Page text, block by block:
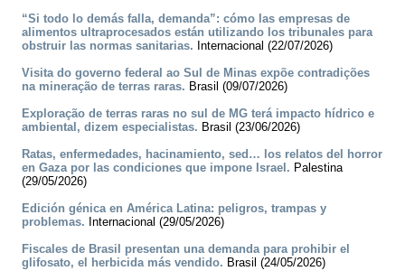
“Si todo lo demás falla, demanda”: cómo las empresas de
alimentos ultraprocesados están utilizando los tribunales para
obstruir las normas sanitarias. Internacional (22/07/2026)
Visita do governo federal ao Sul de Minas expõe contradições
na mineração de terras raras. Brasil (09/07/2026)
Exploração de terras raras no sul de MG terá impacto hídrico e
ambiental, dizem especialistas. Brasil (23/06/2026)
Ratas, enfermedades, hacinamiento, sed… los relatos del horror
en Gaza por las condiciones que impone Israel. Palestina
(29/05/2026)
Edición génica en América Latina: peligros, trampas y
problemas. Internacional (29/05/2026)
Fiscales de Brasil presentan una demanda para prohibir el
glifosato, el herbicida más vendido. Brasil (24/05/2026)